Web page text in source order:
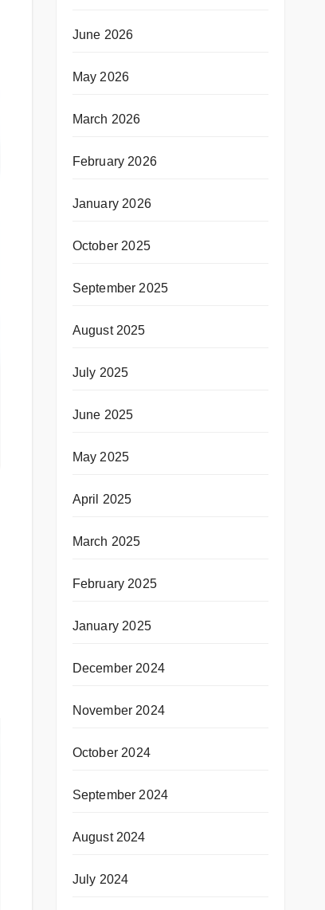
June 2026
May 2026
March 2026
February 2026
January 2026
October 2025
September 2025
August 2025
July 2025
June 2025
May 2025
April 2025
March 2025
February 2025
January 2025
December 2024
November 2024
October 2024
September 2024
August 2024
July 2024